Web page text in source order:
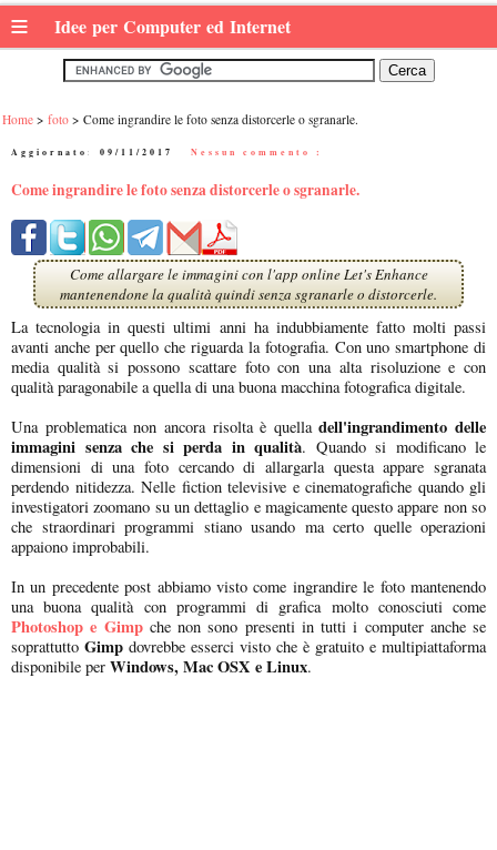
≡ Idee per Computer ed Internet
Home foto Come ingrandire le foto senza distorcerle o sgranarle.
Aggiornato: 09/11/2017 Nessun commento :
Come ingrandire le foto senza distorcerle o sgranarle.
Come allargare le immagini con l'app online Let's Enhance
mantenendone la qualità quindi senza sgranarle o distorcerle.
La tecnologia in questi ultimi anni ha indubbiamente fatto molti passi
avanti anche per quello che riguarda la fotografia. Con uno smartphone di
media qualità si possono scattare foto con una alta risoluzione e con
qualità paragonabile a quella di una buona macchina fotografica digitale.
Una problematica non ancora risolta è quelladell'ingrandimento delle
immagini senza che si perda in qualità. Quando si modificano le
dimensioni di una foto cercando di allargarla questa appare sgranata
perdendo nitidezza. Nelle fiction televisive e cinematografiche quando gli
investigatori zoomano su un dettaglio e magicamente questo appare non so
che straordinari programmi stiano usando ma certo quelle operazioni
appaiono improbabili.
In un precedente post abbiamo visto come ingrandire le foto mantenendo
una buona qualità con programmi di grafica molto conosciuti come
Photoshop e Gimpche non sono presenti in tutti i computer anche se
soprattutto Gimp dovrebbe esserci visto che è gratuito e multipiattaforma
disponibile per Windows, Mac OSX e Linux.